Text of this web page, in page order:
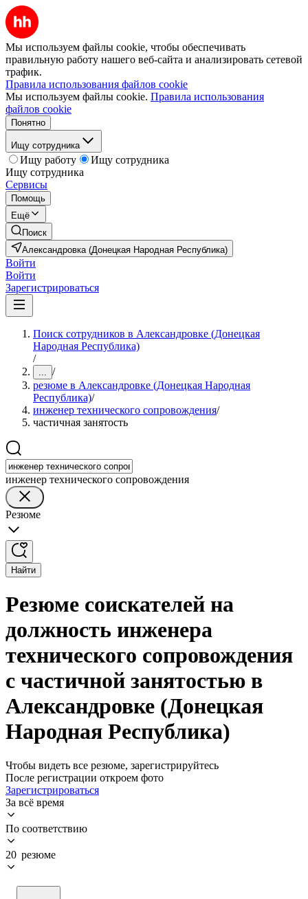
Мы используем файлы cookie, чтобы обеспечивать
правильную работу нашего веб-сайта и анализировать сетевой
трафик.
Правила использования файлов cookie
Мы используем файлы cookie. Правила использования
файлов cookie
Понятно
Ищу сотрудника
Ищу работу
Ищу сотрудника
Ищу сотрудника
Сервисы
Помощь
Ещё
Поиск
Александровка (Донецкая Народная Республика)
Войти
Войти
Зарегистрироваться
Поиск сотрудников в Александровке (Донецкая
Народная Республика)
/
... /
резюме в Александровке (Донецкая Народная
Республика)/
инженер технического сопровождения/
частичная занятость
инженер технического сопровождения
Резюме
Найти
Резюме соискателей на
должность инженера
технического сопровождения
с частичной занятостью в
Александровке (Донецкая
Народная Республика)
Чтобы видеть все резюме, зарегистрируйтесь
После регистрации откроем фото
Зарегистрироваться
За всё время
По соответствию
20 резюме